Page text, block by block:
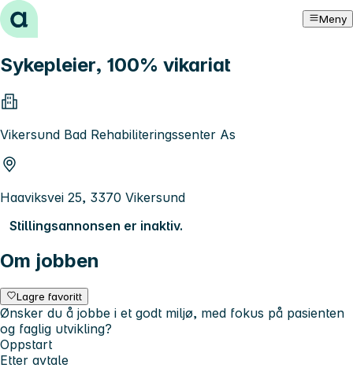
Hopp til innhold Meny
Sykepleier, 100% vikariat
Vikersund Bad Rehabiliteringssenter As
Haaviksvei 25, 3370 Vikersund
Stillingsannonsen er inaktiv.
Om jobben
Lagre favoritt
Ønsker du å jobbe i et godt miljø, med fokus på pasienten
og faglig utvikling?
Oppstart
Etter avtale